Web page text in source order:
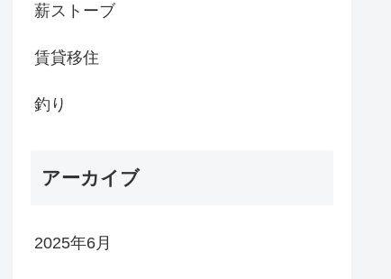
薪ストーブ
賃貸移住
釣り
アーカイブ
2025年6月